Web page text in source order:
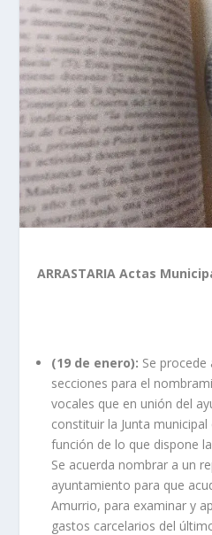
ARRASTARIA Actas
(19 de enero): Se procede
secciones para el
vocales que en unión del
constituir la Junta
función de lo que dispone
Se acuerda nombrar a un
ayuntamiento para que
Amurrio, para examinar y
gastos carcelarios del